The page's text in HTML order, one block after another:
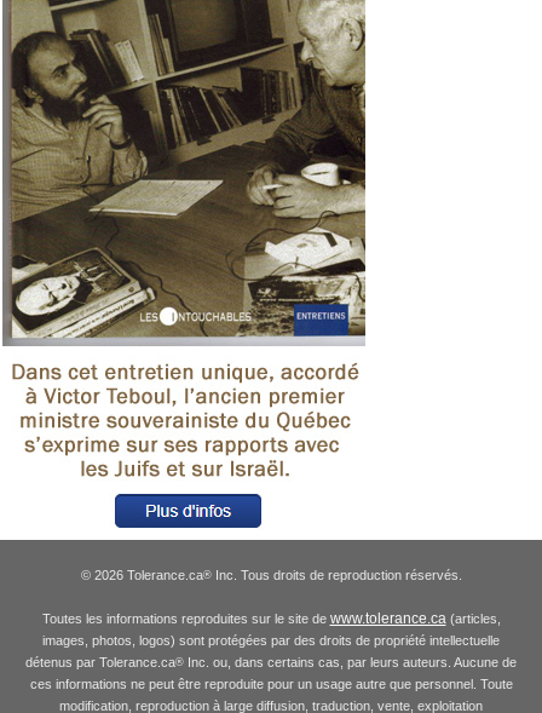
© 2026 Tolerance.ca®Inc. Tous droits de reproduction réservés.
Toutes les informations reproduites sur le site de www.tolerance.ca(articles,
images, photos, logos) sont protégées par des droits de propriété intellectuelle
détenus par Tolerance.ca® Inc. ou, dans certains cas, par leurs auteurs. Aucune de
ces informations ne peut être reproduite pour un usage autre que personnel. Toute
modification, reproduction à large diffusion, traduction, vente, exploitation